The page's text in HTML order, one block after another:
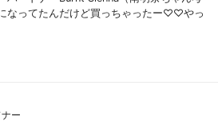
なってたんだけど買っちゃったー♡♡やっ
ー